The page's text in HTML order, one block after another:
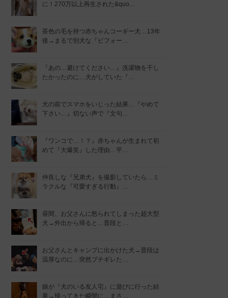
に！270万以上再生された&quo…
茶色の毛を持つ赤ちゃんコーギー犬…13年
後→まるで別犬な『ビフォー…
『あの…避けてください…』洗濯物を干し
たかったのに…犬がしていた『…
犬の前でスマホをいじった結果…『やめて
下さい…』切ない声で『文句…
『ワンコで…！？』赤ちゃんが生まれて初
めて『大爆笑』した理由…平…
仲良しな『兄弟犬』を撮影していたら…ミ
ラクルな『可愛すぎる行動』…
昼間、お父さんに怒られてしまった超大型
犬→外出から帰ると…普段と…
お父さんとキャンプに出かけた犬→普段は
温厚なのに…突然ブチギレた…
娘が『犬のいる友人宅』に遊びに行った結
果→帰ってきた瞬間に…まさ…